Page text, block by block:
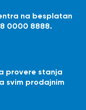
na besplatan
0000 8888.
provere stanja
svim prodajnim